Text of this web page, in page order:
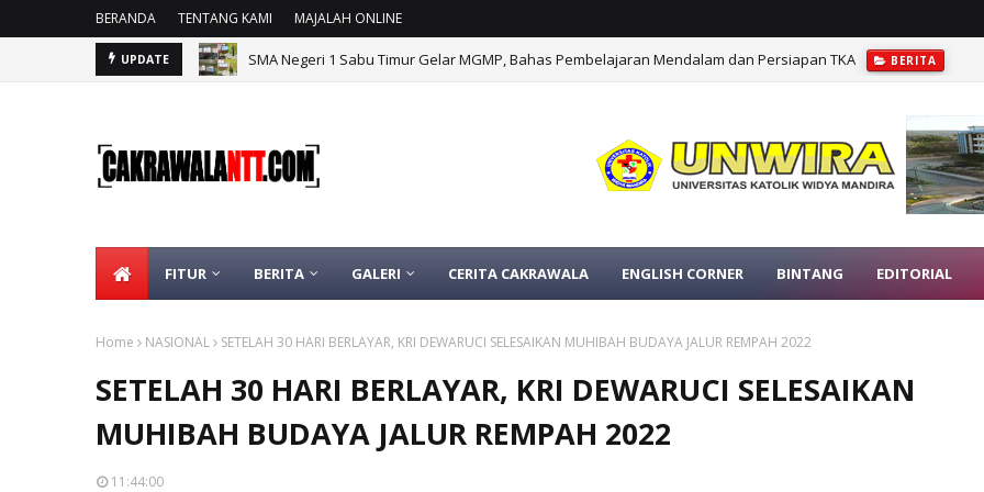
BERANDA TENTANG KAMI MAJALAH ONLINE
UPDATE SMA Negeri 1 Sabu Timur Gelar MGMP, Bahas Pembelajaran Mendalam dan Persiapan TKA BERITA
FITUR BERITA GALERI CERITA CAKRAWALA ENGLISH CORNER BINTANG EDITORIAL
Home NASIONAL SETELAH 30 HARI BERLAYAR, KRI DEWARUCI SELESAIKAN MUHIBAH BUDAYA JALUR REMPAH 2022
SETELAH 30 HARI BERLAYAR, KRI DEWARUCI SELESAIKAN
MUHIBAH BUDAYA JALUR REMPAH 2022
11:44:00